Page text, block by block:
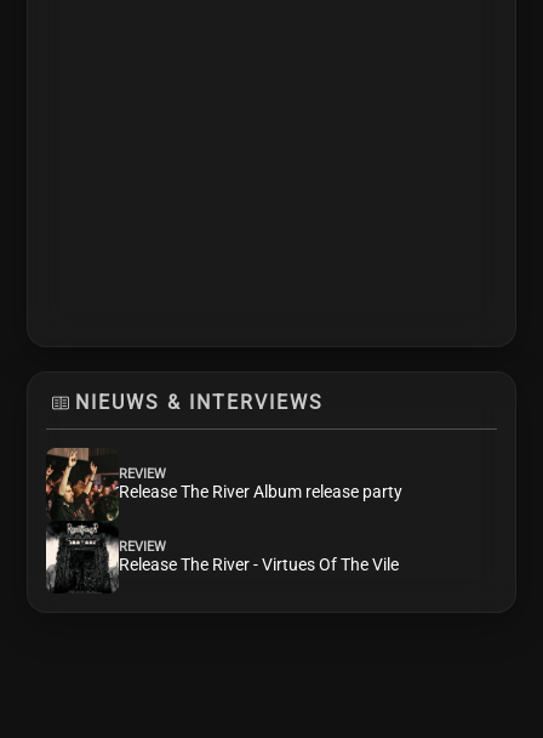
NIEUWS & INTERVIEWS
REVIEW
Release The River Album release party
REVIEW
Release The River - Virtues Of The Vile